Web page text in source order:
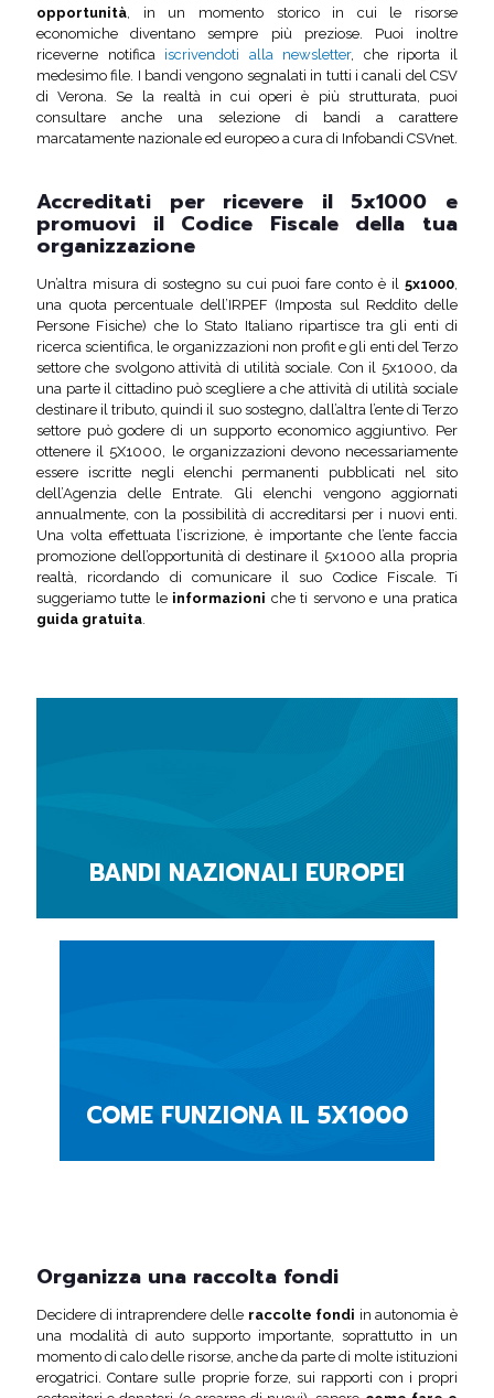
opportunità, in un momento storico in cui le risorse
economiche diventano sempre più preziose. Puoi inoltre
riceverne notifica iscrivendoti alla newsletter, che riporta il
medesimo file. I bandi vengono segnalati in tutti i canali del CSV
di Verona. Se la realtà in cui operi è più strutturata, puoi
consultare anche una selezione di bandi a carattere
marcatamente nazionale ed europeo a cura di Infobandi CSVnet.
Accreditati per ricevere il 5x1000 e
promuovi il Codice Fiscale della tua
organizzazione
Un’altra misura di sostegno su cui puoi fare conto è il 5x1000,
una quota percentuale dell’IRPEF (Imposta sul Reddito delle
Persone Fisiche) che lo Stato Italiano ripartisce tra gli enti di
ricerca scientifica, le organizzazioni non profit e gli enti del Terzo
settore che svolgono attività di utilità sociale. Con il 5x1000, da
una parte il cittadino può scegliere a che attività di utilità sociale
destinare il tributo, quindi il suo sostegno, dall’altra l’ente di Terzo
settore può godere di un supporto economico aggiuntivo. Per
ottenere il 5X1000, le organizzazioni devono necessariamente
essere iscritte negli elenchi permanenti pubblicati nel sito
dell’Agenzia delle Entrate. Gli elenchi vengono aggiornati
annualmente, con la possibilità di accreditarsi per i nuovi enti.
Una volta effettuata l’iscrizione, è importante che l’ente faccia
promozione dell’opportunità di destinare il 5x1000 alla propria
realtà, ricordando di comunicare il suo Codice Fiscale. Ti
suggeriamo tutte le informazioni che ti servono e una pratica
guida gratuita.
BANDI NAZIONALI EUROPEI
COME FUNZIONA IL 5X1000
Organizza una raccolta fondi
Decidere di intraprendere delle raccolte fondi in autonomia è
una modalità di auto supporto importante, soprattutto in un
momento di calo delle risorse, anche da parte di molte istituzioni
erogatrici. Contare sulle proprie forze, sui rapporti con i propri